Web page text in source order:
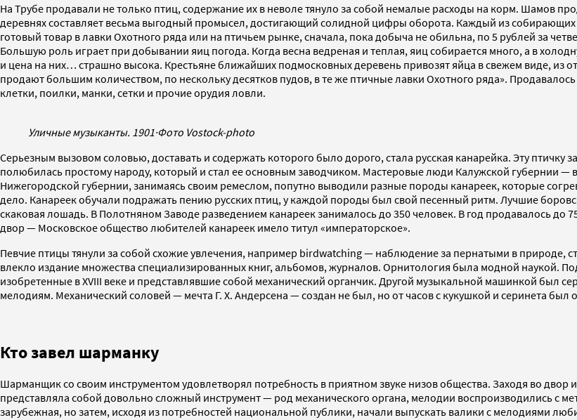
На Трубе продавали не только птиц, содержание их в неволе тянуло за собой немалые расходы на корм. Шамов
деревнях составляет весьма выгодный промысел, достигающий солидной цифры оборота. Каждый из собирающих
готовый товар в лавки Охотного ряда или на птичьем рынке, сначала, пока добыча не обильна, по 5 рублей за
Большую роль играет при добывании яиц погода. Когда весна ведреная и теплая, яиц собирается много, а в
и цена на них… страшно высока. Крестьяне ближайших подмосковных деревень привозят яйца в свежем виде, из
продают большим количеством, по нескольку десятков пудов, в те же птичные лавки Охотного ряда».
клетки, поилки, манки, сетки и прочие орудия ловли.
Уличные музыканты. 1901·Фото Vostock-photo
Серьезным вызовом соловью, доставать и содержать которого было дорого, стала русская канарейка. Эту птичку
полюбилась простому народу, который и стал ее основным заводчиком. Мастеровые люди Калужской губернии
Нижегородской губернии, занимаясь своим ремеслом, попутно выводили разные породы канареек, которые
дело. Канареек обучали подражать пению русских птиц, у каждой породы был свой песенный ритм. Лучшие
скаковая лошадь. В Полотняном Заводе разведением канареек занималось до 350 человек. В год продавалось до
двор — Московское общество любителей канареек имело титул «императорское».
Певчие птицы тянули за собой схожие увлечения, например birdwatching — наблюдение за пернатыми в природе,
влекло издание множества специализированных книг, альбомов, журналов. Орнитология была модной наукой.
изобретенные в XVIII веке и представлявшие собой механический органчик. Другой музыкальной машинкой был
мелодиям. Механический соловей — мечта Г. Х. Андерсена — создан не был, но от часов с кукушкой и серинета
Кто завел шарманку
Шарманщик со своим инструментом удовлетворял потребность в приятном звуке низов общества. Заходя во
представляла собой довольно сложный инструмент — род механического органа, мелодии воспроизводились с
зарубежная, но затем, исходя из потребностей национальной публики, начали выпускать валики с мелодиями